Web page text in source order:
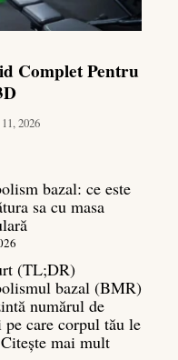
Complet Pentru
2026
bazal: ce este
sa cu masa
(TL;DR)
bazal (BMR)
numărul de
care corpul tău le
Citește mai mult: